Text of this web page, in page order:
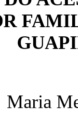
Maria